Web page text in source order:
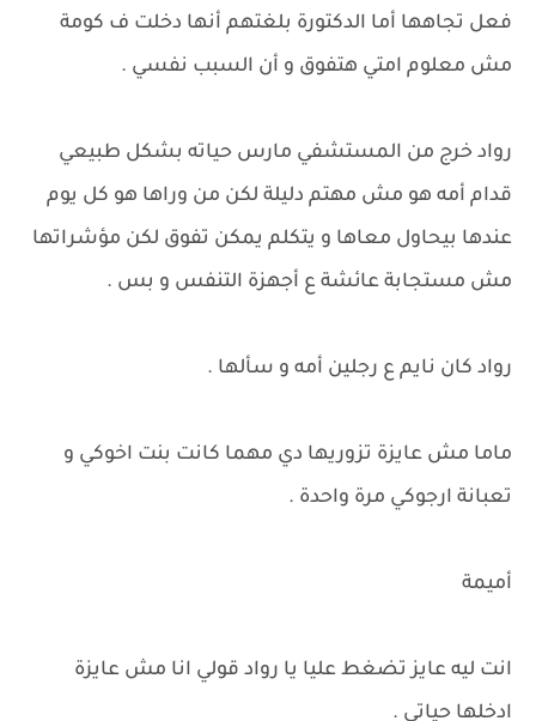
فعل تجاهها أما الدكتورة بلغتهم أنها دخلت ف كومة
مش معلوم امتي هتفوق و أن السبب نفسي .
رواد خرج من المستشفي مارس حياته بشكل طبيعي
قدام أمه هو مش مهتم دليلة لكن من وراها هو كل يوم
عندها بيحاول معاها و يتكلم يمكن تفوق لكن مؤشراتها
مش مستجابة عائشة ع أجهزة التنفس و بس .
رواد كان نايم ع رجلين أمه و سألها .
ماما مش عايزة تزوريها دي مهما كانت بنت اخوكي و
تعبانة ارجوكي مرة واحدة .
أميمة
انت ليه عايز تضغط عليا يا رواد قولي انا مش عايزة
ادخلها حياتي .